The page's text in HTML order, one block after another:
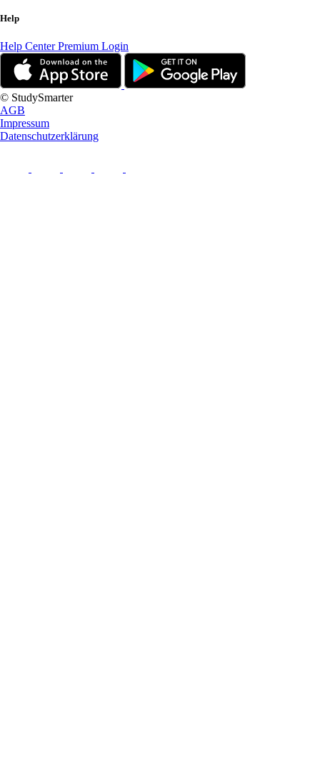
Help
Help CenterPremium Login
© StudySmarter
AGB
Impressum
Datenschutzerklärung